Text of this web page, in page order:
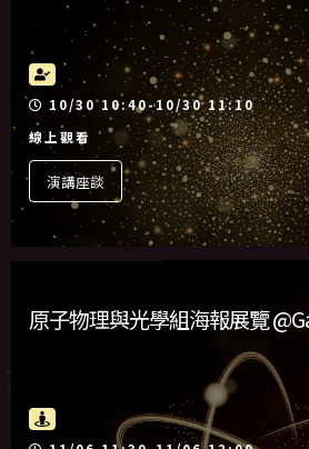
活動時間
10/30 10:40-10/30 11:10
線上觀看
演講座談
原子物理與光學組海報展覽